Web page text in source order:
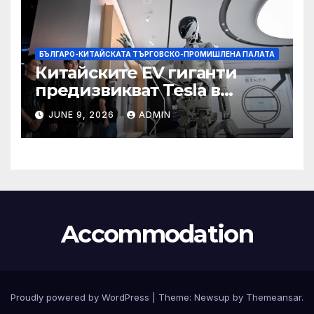
БЪЛГАРО-КИТАЙСКАТА ТЪРГОВСКО-ПРОМИШЛЕНА ПАЛАТА
Китайските EV гиганти
предизвикват Tesla в
надпреварата за
комерсиализиране на
хуманоидни роботи
JUNE 9, 2026 ADMIN
Accommodation
Proudly powered by WordPress Theme: Newsup by Themeansar.